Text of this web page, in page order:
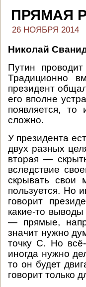
ПРЯМАЯ
26 НОЯБРЯ 2014
Николай
Путин
Традиционно
президент
его вполне
появляется, то
сложно.
У президента
двух разных
вторая —
вследствие
скрывать свои
пользуется. Но
говорит
какие-то
— прямые,
значит нужно
точку C. Но
иногда нужно
то он будет
говорит только